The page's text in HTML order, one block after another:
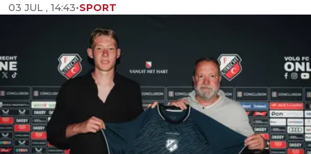
03 JUL , 14:43•SPORT